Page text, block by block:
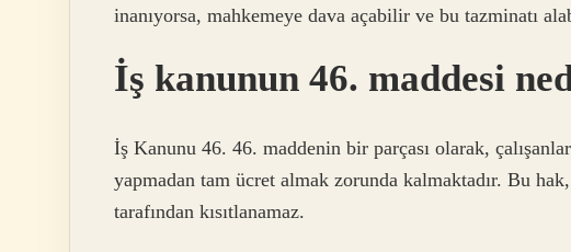
inanıyorsa, mahkemeye dava açabilir ve bu tazminatı
İş kanunun 46. maddesi
İş Kanunu 46. 46. maddenin bir parçası olarak,
yapmadan tam ücret almak zorunda kalmaktadır. Bu
tarafından kısıtlanamaz.